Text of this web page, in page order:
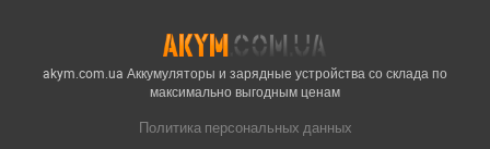
akym.com.ua Аккумуляторы и зарядные устройства со склада по
максимально выгодным ценам
Политика персональных данных